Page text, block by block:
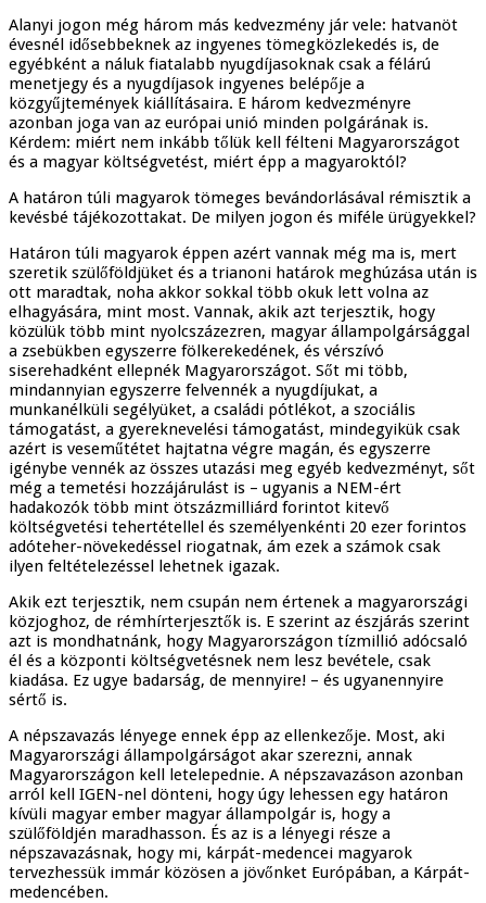
Alanyi jogon még három más kedvezmény jár vele: hatvanöt
évesnél idősebbeknek az ingyenes tömegközlekedés is, de
egyébként a náluk fiatalabb nyugdíjasoknak csak a félárú
menetjegy és a nyugdíjasok ingyenes belépője a
közgyűjtemények kiállításaira. E három kedvezményre
azonban joga van az európai unió minden polgárának is.
Kérdem: miért nem inkább tőlük kell félteni Magyarországot
és a magyar költségvetést, miért épp a magyaroktól?
A határon túli magyarok tömeges bevándorlásával rémisztik a
kevésbé tájékozottakat. De milyen jogon és miféle ürügyekkel?
Határon túli magyarok éppen azért vannak még ma is, mert
szeretik szülőföldjüket és a trianoni határok meghúzása után is
ott maradtak, noha akkor sokkal több okuk lett volna az
elhagyására, mint most. Vannak, akik azt terjesztik, hogy
közülük több mint nyolcszázezren, magyar állampolgársággal
a zsebükben egyszerre fölkerekedének, és vérszívó
siserehadként ellepnék Magyarországot. Sőt mi több,
mindannyian egyszerre felvennék a nyugdíjukat, a
munkanélküli segélyüket, a családi pótlékot, a szociális
támogatást, a gyereknevelési támogatást, mindegyikük csak
azért is veseműtétet hajtatna végre magán, és egyszerre
igénybe vennék az összes utazási meg egyéb kedvezményt, sőt
még a temetési hozzájárulást is – ugyanis a NEM-ért
hadakozók több mint ötszázmilliárd forintot kitevő
költségvetési tehertétellel és személyenkénti 20 ezer forintos
adóteher-növekedéssel riogatnak, ám ezek a számok csak
ilyen feltételezéssel lehetnek igazak.
Akik ezt terjesztik, nem csupán nem értenek a magyarországi
közjoghoz, de rémhírterjesztők is. E szerint az észjárás szerint
azt is mondhatnánk, hogy Magyarországon tízmillió adócsaló
él és a központi költségvetésnek nem lesz bevétele, csak
kiadása. Ez ugye badarság, de mennyire! – és ugyanennyire
sértő is.
A népszavazás lényege ennek épp az ellenkezője. Most, aki
Magyarországi állampolgárságot akar szerezni, annak
Magyarországon kell letelepednie. A népszavazáson azonban
arról kell IGEN-nel dönteni, hogy úgy lehessen egy határon
kívüli magyar ember magyar állampolgár is, hogy a
szülőföldjén maradhasson. És az is a lényegi része a
népszavazásnak, hogy mi, kárpát-medencei magyarok
tervezhessük immár közösen a jövőnket Európában, a Kárpát-
medencében.